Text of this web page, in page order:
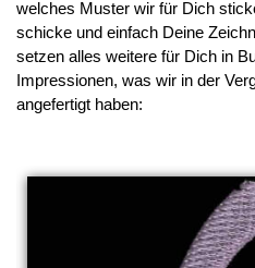
welches Muster wir für Dich
schicke und einfach Deine
setzen alles weitere für Dich in
Impressionen, was wir in der
angefertigt haben: